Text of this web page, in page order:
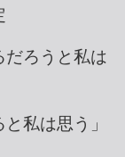
ろうと私は
私は思う」